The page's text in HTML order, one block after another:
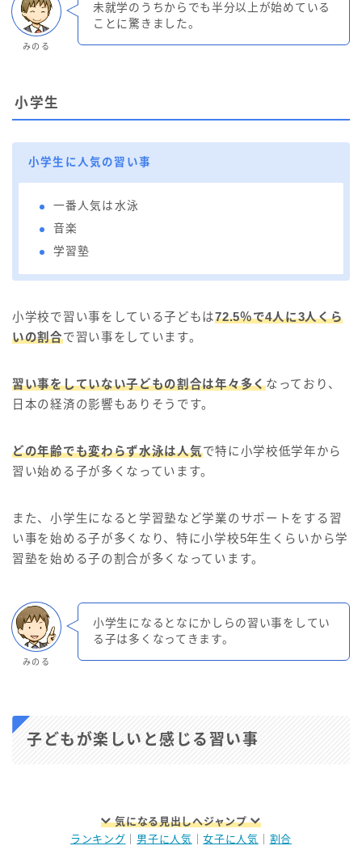
みのる
未就学のうちからでも半分以上が始めている
ことに驚きました。
小学生
小学生に人気の習い事
一番人気は水泳
音楽
学習塾
小学校で習い事をしている子どもは72.5％で4人に3人くら
いの割合で習い事をしています。
習い事をしていない子どもの割合は年々多くなっており、
日本の経済の影響もありそうです。
どの年齢でも変わらず水泳は人気で特に小学校低学年から
習い始める子が多くなっています。
また、小学生になると学習塾など学業のサポートをする習
い事を始める子が多くなり、特に小学校5年生くらいから学
習塾を始める子の割合が多くなっています。
みのる
小学生になるとなにかしらの習い事をしてい
る子は多くなってきます。
子どもが楽しいと感じる習い事
気になる見出しへジャンプ
ランキング
男子に人気 ｜女子に人気 割合